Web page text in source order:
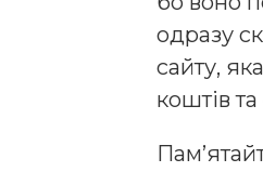
одразу
сайту,
коштів